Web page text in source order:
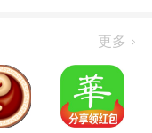
虚拟角色，同时打
宅里过上幸福的生
更多